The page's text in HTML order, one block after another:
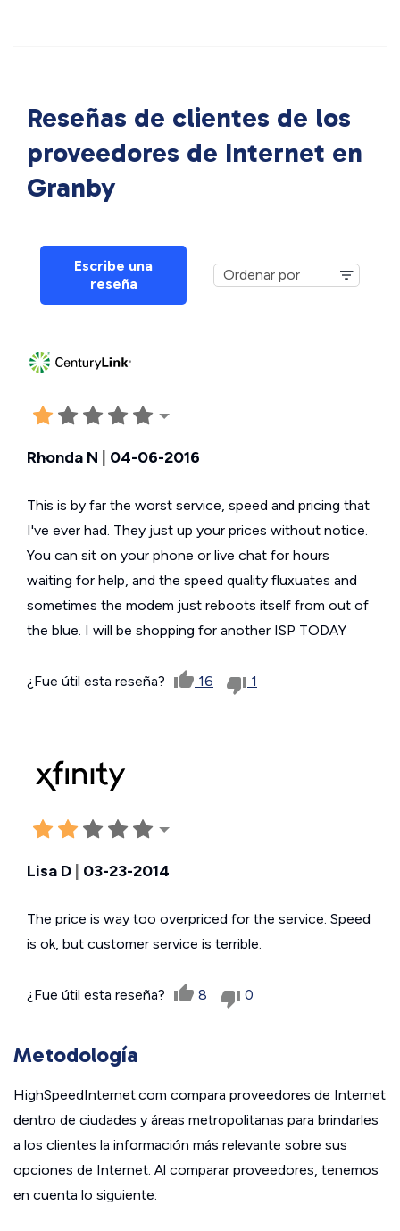
Reseñas de clientes de los
proveedores de Internet en
Granby
Escribe una
reseña
Rhonda N 04-06-2016
This is by far the worst service, speed and pricing that
I've ever had. They just up your prices without notice.
You can sit on your phone or live chat for hours
waiting for help, and the speed quality fluxuates and
sometimes the modem just reboots itself from out of
the blue. I will be shopping for another ISP TODAY
¿Fue útil esta reseña? 16 1
Lisa D | 03-23-2014
The price is way too overpriced for the service. Speed
is ok, but customer service is terrible.
¿Fue útil esta reseña? 8 0
Metodología
HighSpeedInternet.com compara proveedores de Internet
dentro de ciudades y áreas metropolitanas para brindarles
a los clientes la información más relevante sobre sus
opciones de Internet. Al comparar proveedores, tenemos
en cuenta lo siguiente: